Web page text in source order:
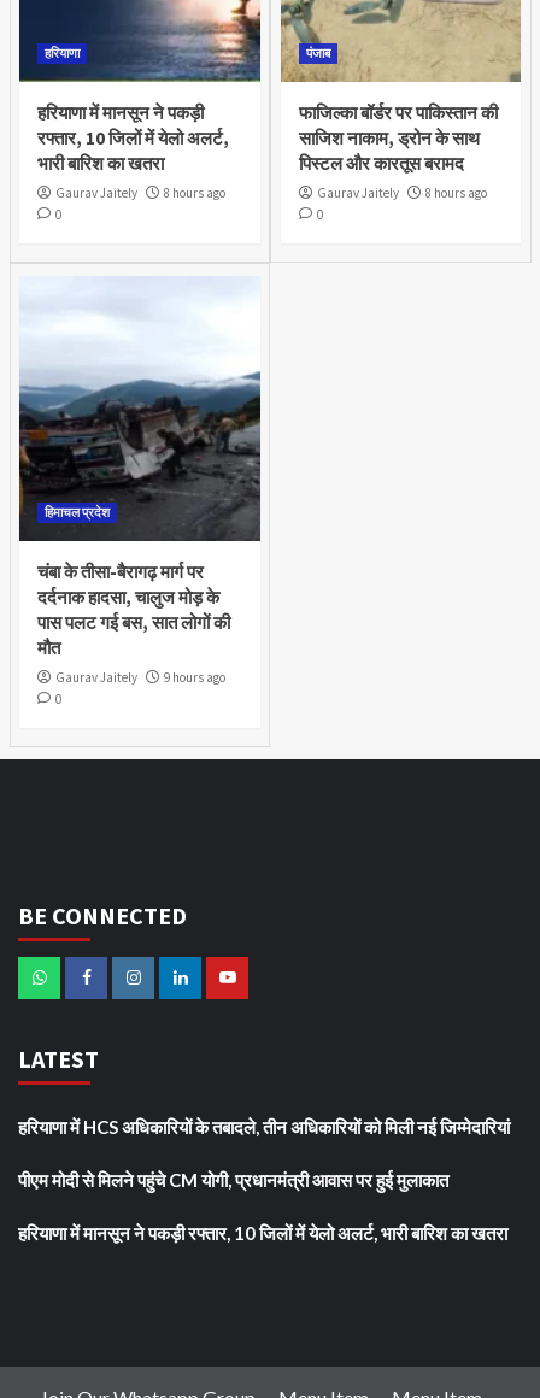
हरियाणा
हरियाणा में मानसून ने पकड़ी
रफ्तार, 10 जिलों में येलो अलर्ट,
भारी बारिश का खतरा
Gaurav Jaitely
8 hours ago
0
पंजाब
फाजिल्का बॉर्डर पर पाकिस्तान की
साजिश नाकाम, ड्रोन के साथ
पिस्टल और कारतूस बरामद
Gaurav Jaitely
8 hours ago
0
हिमाचल प्रदेश
चंबा के तीसा-बैरागढ़ मार्ग पर
दर्दनाक हादसा, चालुज मोड़ के
पास पलट गई बस, सात लोगों की
मौत
Gaurav Jaitely
9 hours ago
0
BE CONNECTED
LATEST
हरियाणा में HCS अधिकारियों के तबादले, तीन अधिकारियों को मिली नई जिम्मेदारियां
पीएम मोदी से मिलने पहुंचे CM योगी, प्रधानमंत्री आवास पर हुई मुलाकात
हरियाणा में मानसून ने पकड़ी रफ्तार, 10 जिलों में येलो अलर्ट, भारी बारिश का खतरा